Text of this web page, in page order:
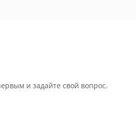
и задайте свой вопрос.